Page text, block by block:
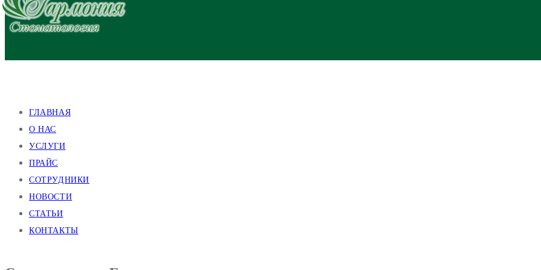
ГЛАВНАЯ
О НАС
УСЛУГИ
ПРАЙС
СОТРУДНИКИ
НОВОСТИ
СТАТЬИ
КОНТАКТЫ